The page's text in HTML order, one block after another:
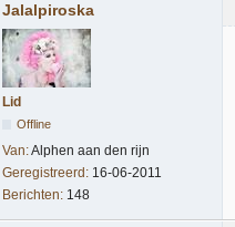
Jalalpiroska
Lid
Offline
Van:Alphen aan den rijn
Geregistreerd: 16-06-2011
Berichten: 148